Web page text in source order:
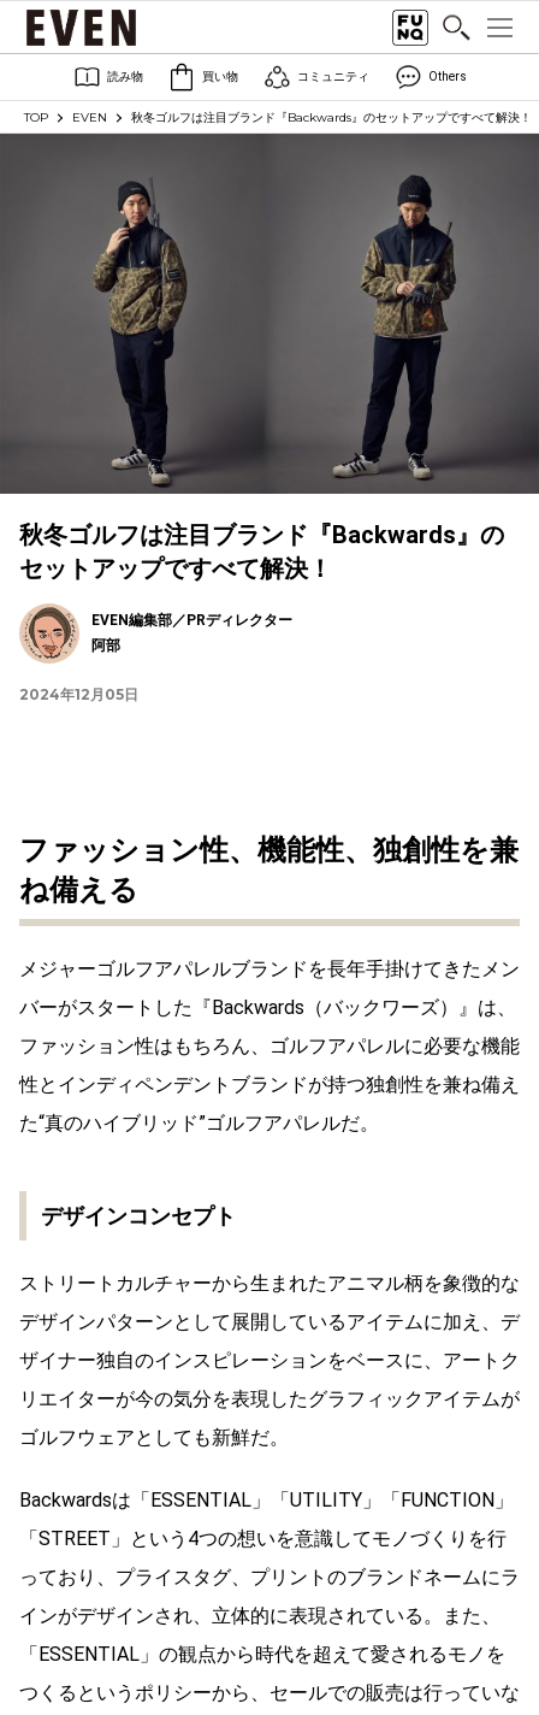
読み物 買い物 コミュニティ Others
TOP EVEN 秋冬ゴルフは注目ブランド『Backwards』のセットアップですべて解決
秋冬ゴルフは注目ブランド『Backwards』の
セットアップですべて解決！
EVEN編集部／PRディレクター
阿部
2024年12月05日
ファッション性、機能性、独創性を兼
ね備える
メジャーゴルフアパレルブランドを長年手掛けてきたメン
バーがスタートした『Backwards（バックワーズ）』は、
ファッション性はもちろん、ゴルフアパレルに必要な機能
性とインディペンデントブランドが持つ独創性を兼ね備え
た“真のハイブリッド”ゴルフアパレルだ。
デザインコンセプト
ストリートカルチャーから生まれたアニマル柄を象徴的な
デザインパターンとして展開しているアイテムに加え、デ
ザイナー独自のインスピレーションをベースに、アートク
リエイターが今の気分を表現したグラフィックアイテムが
ゴルフウェアとしても新鮮だ。
Backwardsは「ESSENTIAL」「UTILITY」「FUNCTION」
「STREET」という4つの想いを意識してモノづくりを行
っており、プライスタグ、プリントのブランドネームにラ
インがデザインされ、立体的に表現されている。また、
「ESSENTIAL」の観点から時代を超えて愛されるモノを
つくるというポリシーから、セールでの販売は行っていな